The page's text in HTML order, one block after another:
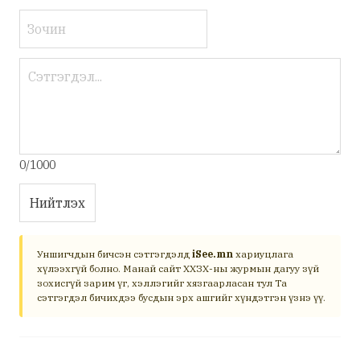
0/1000
Нийтлэх
Уншигчдын бичсэн сэтгэгдэлд iSee.mn хариуцлага
хүлээхгүй болно. Манай сайт ХХЗХ-ны журмын дагуу зүй
зохисгүй зарим үг, хэллэгийг хязгаарласан тул Та
сэтгэгдэл бичихдээ бусдын эрх ашгийг хүндэтгэн үзнэ үү.